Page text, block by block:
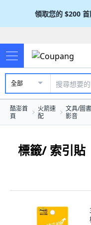
領取您的 $200
全部
酷澎首
頁
火箭速
配
文具/圖
影音
標籤/ 索引貼